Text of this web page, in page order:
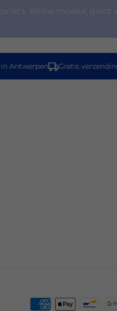
Kleine moeite, groot
Antwerpen Gratis verzending